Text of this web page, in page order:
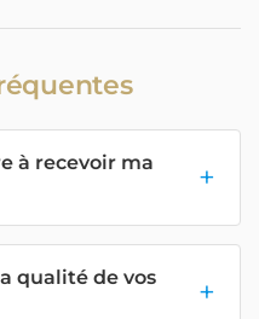
à recevoir ma
qualité de vos